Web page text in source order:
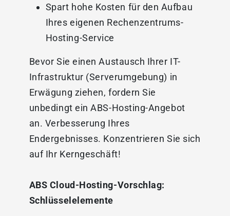
Spart hohe Kosten für den Aufbau
Ihres eigenen Rechenzentrums-
Hosting-Service
Bevor Sie einen Austausch Ihrer IT-
Infrastruktur (Serverumgebung) in
Erwägung ziehen, fordern Sie
unbedingt ein ABS-Hosting-Angebot
an. Verbesserung Ihres
Endergebnisses. Konzentrieren Sie sich
auf Ihr Kerngeschäft!
ABS Cloud-Hosting-Vorschlag:
Schlüsselelemente